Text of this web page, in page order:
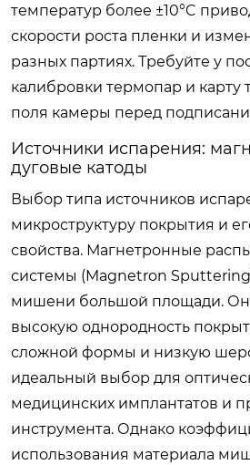
температур более ±10°C
скорости роста пленки и
разных партиях. Требуйте у
калибровки термопар и карту
поля камеры перед
Источники испарения:
дуговые катоды
Выбор типа источников
микроструктуру покрытия и
свойства. Магнетронные
системы (Magnetron
мишени большой площади.
высокую однородность
сложной формы и низкую
идеальный выбор для
медицинских имплантатов и
инструмента. Однако
использования материала